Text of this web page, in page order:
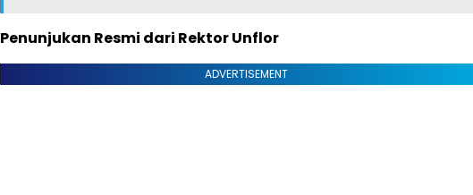
Penunjukan Resmi dari Rektor Unflor
ADVERTISEMENT